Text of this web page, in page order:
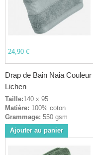
24,90 €
Drap de Bain Naia Couleur
Lichen
Taille:140 x 95
Matière: 100% coton
Grammage: 550 gsm
Ajouter au panier